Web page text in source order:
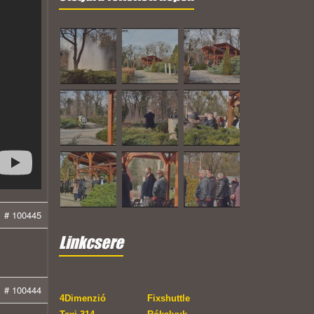
# 100445
# 100444
Linkcsere
4Dimenzió
Fixshuttle